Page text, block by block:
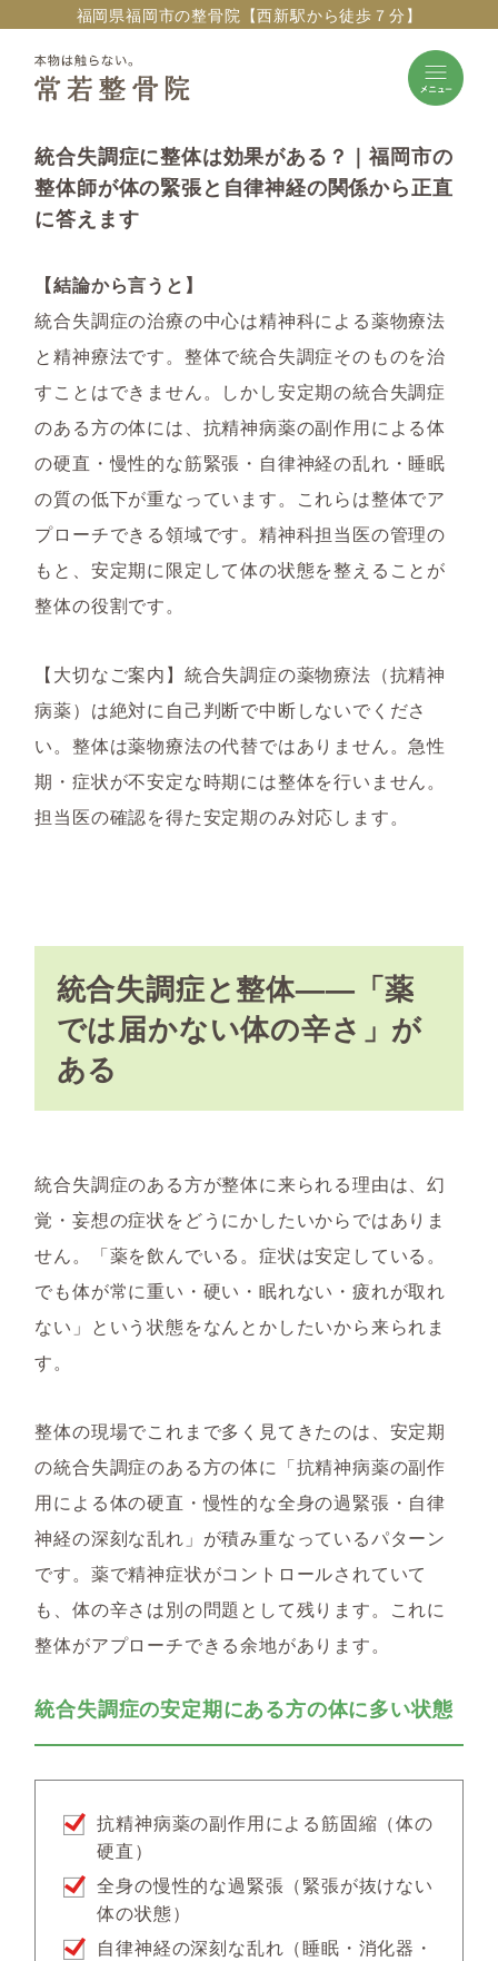
福岡県福岡市の整骨院【西新駅から徒歩７分】
統合失調症に整体は効果がある？｜福岡市の
整体師が体の緊張と自律神経の関係から正直
に答えます
【結論から言うと】
統合失調症の治療の中心は精神科による薬物療法
と精神療法です。整体で統合失調症そのものを治
すことはできません。しかし安定期の統合失調症
のある方の体には、抗精神病薬の副作用による体
の硬直・慢性的な筋緊張・自律神経の乱れ・睡眠
の質の低下が重なっています。これらは整体でア
プローチできる領域です。精神科担当医の管理の
もと、安定期に限定して体の状態を整えることが
整体の役割です。
【大切なご案内】統合失調症の薬物療法（抗精神
病薬）は絶対に自己判断で中断しないでくださ
い。整体は薬物療法の代替ではありません。急性
期・症状が不安定な時期には整体を行いません。
担当医の確認を得た安定期のみ対応します。
統合失調症と整体——「薬
では届かない体の辛さ」が
ある
統合失調症のある方が整体に来られる理由は、幻
覚・妄想の症状をどうにかしたいからではありま
せん。「薬を飲んでいる。症状は安定している。
でも体が常に重い・硬い・眠れない・疲れが取れ
ない」という状態をなんとかしたいから来られま
す。
整体の現場でこれまで多く見てきたのは、安定期
の統合失調症のある方の体に「抗精神病薬の副作
用による体の硬直・慢性的な全身の過緊張・自律
神経の深刻な乱れ」が積み重なっているパターン
です。薬で精神症状がコントロールされていて
も、体の辛さは別の問題として残ります。これに
整体がアプローチできる余地があります。
統合失調症の安定期にある方の体に多い状態
抗精神病薬の副作用による筋固縮（体の
硬直）
全身の慢性的な過緊張（緊張が抜けない
体の状態）
自律神経の深刻な乱れ（睡眠・消化器・